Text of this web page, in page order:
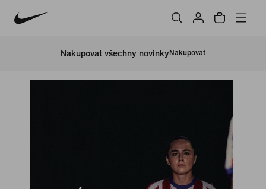
Nakupovat všechny novinkyNakupovat